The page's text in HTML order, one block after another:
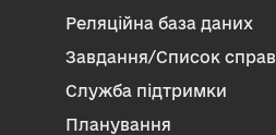
Реляційна база даних
Завдання/Список справ
Служба підтримки
Планування